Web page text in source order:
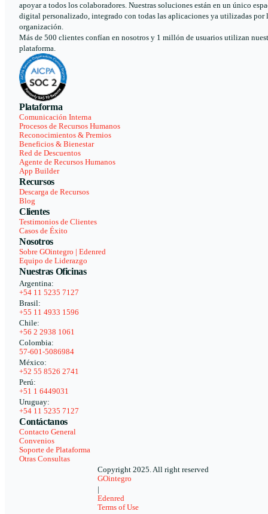
apoyar a todos los colaboradores. Nuestras soluciones están en un único
digital personalizado, integrado con todas las aplicaciones ya utilizadas por
organización.
Más de 500 clientes confían en nosotros y 1 millón de usuarios utilizan
plataforma.
Plataforma
Comunicación Interna
Procesos de Recursos Humanos
Reconocimientos & Premios
Beneficios & Bienestar
Red de Descuentos
Agente de Recursos Humanos
App Builder
Recursos
Descarga de Recursos
Blog
Clientes
Testimonios de Clientes
Casos de Éxito
Nosotros
Sobre GOintegro | Edenred
Equipo de Liderazgo
Nuestras Oficinas
Argentina:
+54 11 5235 7127
Brasil:
+55 11 4933 1596
Chile:
+56 2 2938 1061
Colombia:
57-601-5086984
México:
+52 55 8526 2741
Perú:
+51 1 6449031
Uruguay:
+54 11 5235 7127
Contáctanos
Contacto General
Convenios
Soporte de Plataforma
Otras Consultas
Copyright 2025. All right reserved
GOintegro
Edenred
Terms of Use